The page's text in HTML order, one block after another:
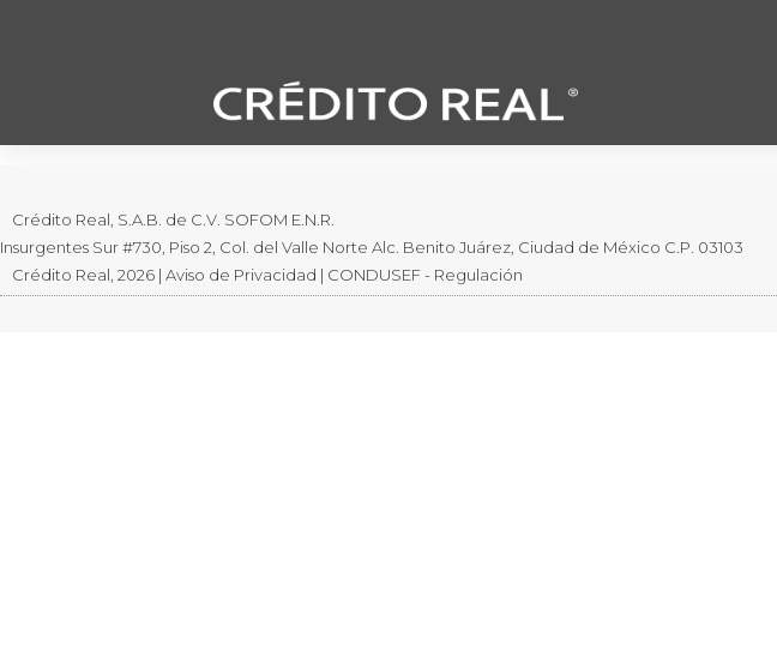
Crédito Real, S.A.B. de C.V. SOFOM E.N.R.
Insurgentes Sur #730, Piso 2, Col. del Valle Norte Alc. Benito Juárez, Ciudad de México C.P. 03103
Crédito Real, 2026 | Aviso de Privacidad | CONDUSEF - Regulación